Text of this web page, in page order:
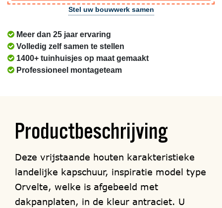
Stel uw bouwwerk samen
Meer dan 25 jaar ervaring
Volledig zelf samen te stellen
1400+ tuinhuisjes op maat gemaakt
Professioneel montageteam
Productbeschrijving
Deze vrijstaande houten karakteristieke
landelijke kapschuur, inspiratie model type
Orvelte, welke is afgebeeld met
dakpanplaten, in de kleur antraciet. U